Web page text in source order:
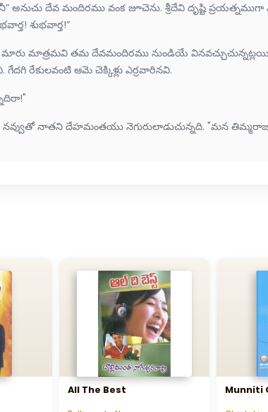
అనుచు దేవ మందిరము వంక జూచెను. శ్రీదేవి దృష్టి ప్రయత్నముగా
శుభవార్త!”
మాత్రమవి తమ దేవమందిరము నుండియే
రేకులవంటి ఆమె చెక్కిళ్లు ఎర్రవారినవి.
నవ్వుతో నాతని దేహమంతయు నెగురులాడుచున్నది. "మన
All The Best Munniti